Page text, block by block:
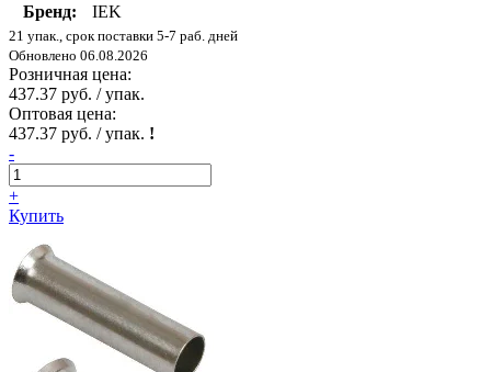
Бренд:
IEK
21 упак., срок поставки 5-7 раб. дней
Обновлено 06.08.2026
Розничная цена:
437.37 руб. / упак.
Оптовая цена:
437.37 руб. / упак. !
-
+
Купить